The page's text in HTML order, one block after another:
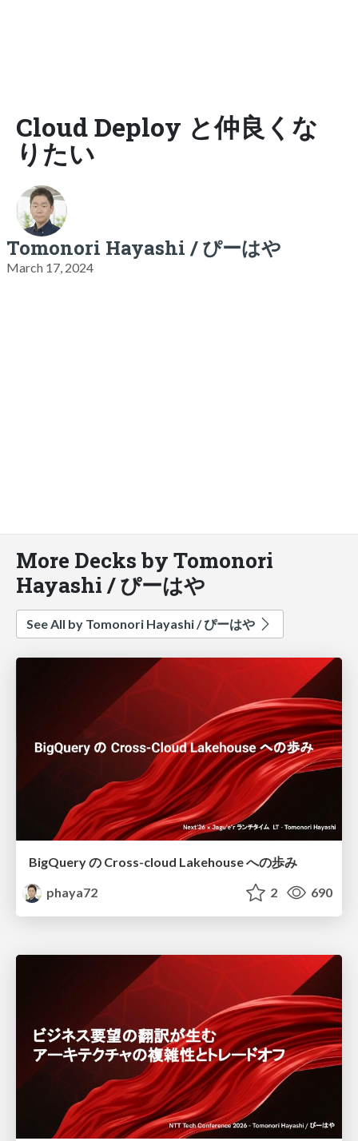
Cloud Deploy と仲良くな
りたい
Tomonori Hayashi / ぴーはや
March 17, 2024
More Decks by Tomonori
Hayashi / ぴーはや
See All by Tomonori Hayashi / ぴーはや
BigQuery の Cross-cloud Lakehouse への歩み
phaya72
2 690